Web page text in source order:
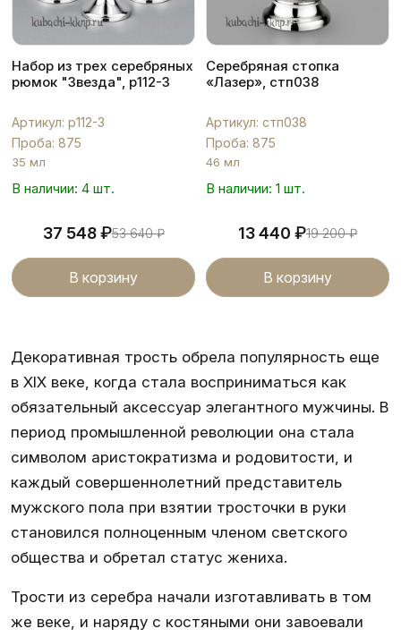
Набор из трех серебряных
рюмок "Звезда", р112-3
Артикул: р112-3
Проба: 875
35 мл
В наличии: 4 шт.
37 548₽53 640₽
В корзину
Серебряная стопка
«Лазер», стп038
Артикул: стп038
Проба: 875
46 мл
В наличии: 1 шт.
13 440 ₽19 200₽
В корзину
Декоративная трость обрела популярность еще
в XIX веке, когда стала восприниматься как
обязательный аксессуар элегантного мужчины. В
период промышленной революции она стала
символом аристократизма и родовитости, и
каждый совершеннолетний представитель
мужского пола при взятии тросточки в руки
становился полноценным членом светского
общества и обретал статус жениха.
Трости из серебра начали изготавливать в том
же веке, и наряду с костяными они завоевали